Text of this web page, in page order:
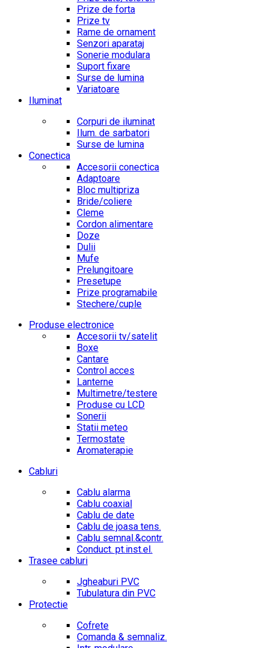
Prize de forta
Prize tv
Rame de ornament
Senzori aparataj
Sonerie modulara
Suport fixare
Surse de lumina
Variatoare
Iluminat
Corpuri de iluminat
Ilum. de sarbatori
Surse de lumina
Conectica
Accesorii conectica
Adaptoare
Bloc multipriza
Bride/coliere
Cleme
Cordon alimentare
Doze
Dulii
Mufe
Prelungitoare
Presetupe
Prize programabile
Stechere/cuple
Produse electronice
Accesorii tv/satelit
Boxe
Cantare
Control acces
Lanterne
Multimetre/testere
Produse cu LCD
Sonerii
Statii meteo
Termostate
Aromaterapie
Cabluri
Cablu alarma
Cablu coaxial
Cablu de date
Cablu de joasa tens.
Cablu semnal.&contr.
Conduct. pt.inst.el.
Trasee cabluri
Jgheaburi PVC
Tubulatura din PVC
Protectie
Cofrete
Comanda & semnaliz.